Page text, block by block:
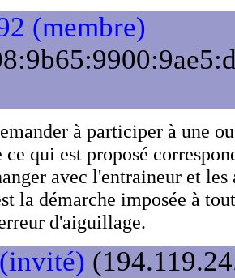
(membre)
à participer à une
ce qui est proposé
avec l'entraineur et les
la démarche imposée à
d'aiguillage.